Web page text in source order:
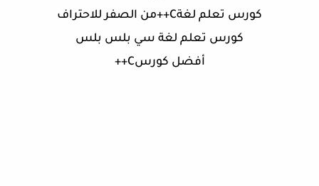
كورس تعلم لغةC++من الصفر للاحتراف
كورس تعلم لغة سي بلس بلس
أفضل كورسC++